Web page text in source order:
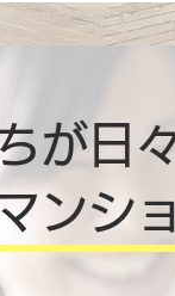
が日
ンシ